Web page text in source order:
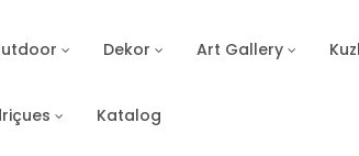
Dekor Art Gallery
Katalog